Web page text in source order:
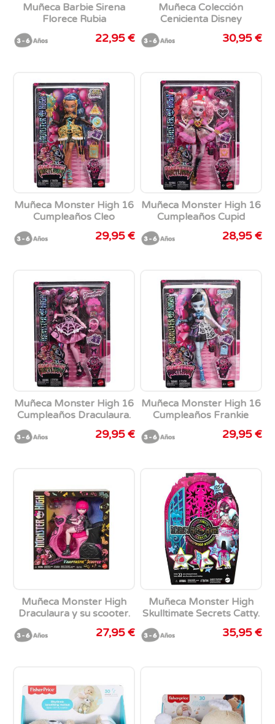
Muñeca Barbie Sirena
Florece Rubia
22,95 €
Muñeca Colección
Cenicienta Disney
30,95 €
Muñeca Monster High 16
Cumpleaños Cleo
29,95 €
Muñeca Monster High 16
Cumpleaños Cupid
28,95 €
Muñeca Monster High 16
Cumpleaños Draculaura.
29x4,50x4 cm
29,95 €
Muñeca Monster High 16
Cumpleaños Frankie
29,95 €
Muñeca Monster High
Draculaura y su scooter.
21,30x27,90x9,74 cm
27,95 €
Muñeca Monster High
Skulltimate Secrets Catty.
Con armario y mas de 19
sorpresas.35,95 €